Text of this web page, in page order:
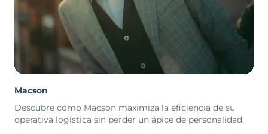
Macson
Descubre cómo Macson maximiza la eficiencia de su
operativa logística sin perder un ápice de personalidad.